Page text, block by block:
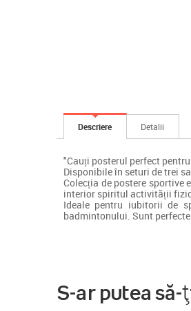
Descriere Detalii
"Cauți posterul perfect
Disponibile în seturi de trei
Colecția de postere sportive
interior spiritul activității
Ideale pentru iubitorii de
badmintonului. Sunt
S-ar putea să-